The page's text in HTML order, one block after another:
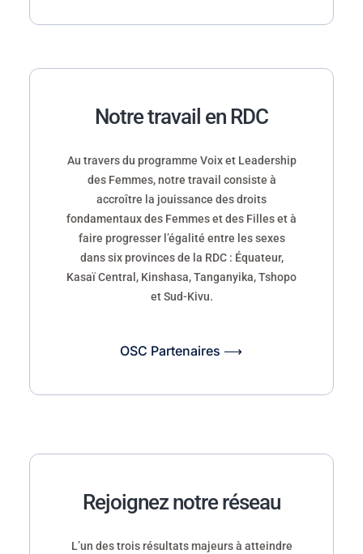
Notre travail en RDC
Au travers du programme Voix et Leadership
des Femmes, notre travail consiste à
accroître la jouissance des droits
fondamentaux des Femmes et des Filles et à
faire progresser l’égalité entre les sexes
dans six provinces de la RDC : Équateur,
Kasaï Central, Kinshasa, Tanganyika, Tshopo
et Sud-Kivu.
OSC Partenaires ⟶
Rejoignez notre réseau
L’un des trois résultats majeurs à atteindre